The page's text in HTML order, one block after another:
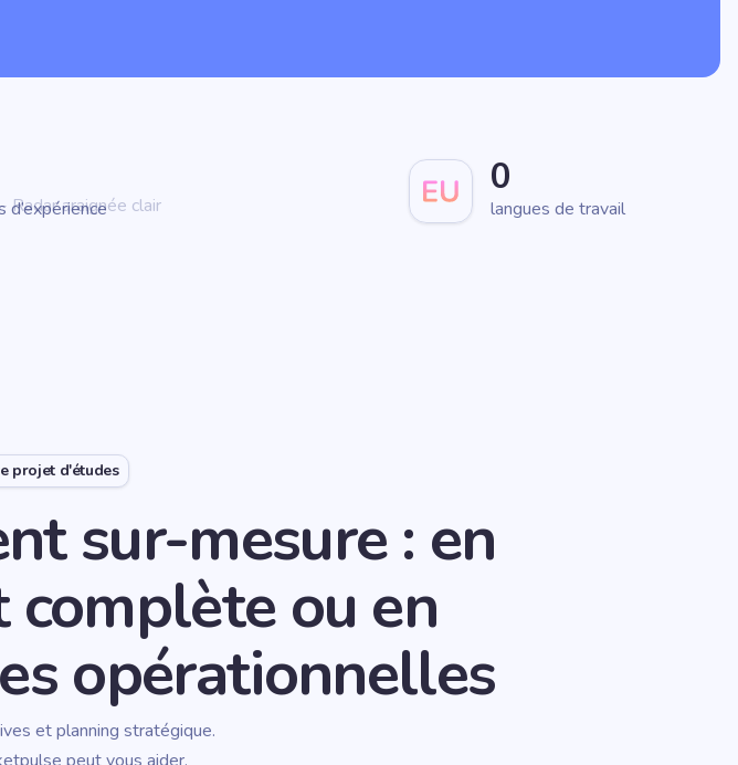
d’expérience
0
langues de travail
projet d'études
sur-mesure : en
ou en
opérationnelles
et planning stratégique.
peut vous aider.